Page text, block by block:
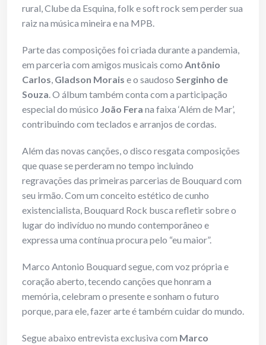
rural, Clube da Esquina, folk e soft rock sem perder sua
raiz na música mineira e na MPB.
Parte das composições foi criada durante a pandemia,
em parceria com amigos musicais como Antônio
Carlos, Gladson Morais e o saudoso Serginho de
Souza. O álbum também conta com a participação
especial do músico João Fera na faixa ‘Além de Mar’,
contribuindo com teclados e arranjos de cordas.
Além das novas canções, o disco resgata composições
que quase se perderam no tempo incluindo
regravações das primeiras parcerias de Bouquard com
seu irmão. Com um conceito estético de cunho
existencialista, Bouquard Rock busca refletir sobre o
lugar do indivíduo no mundo contemporâneo e
expressa uma contínua procura pelo “eu maior”.
Marco Antonio Bouquard segue, com voz própria e
coração aberto, tecendo canções que honram a
memória, celebram o presente e sonham o futuro
porque, para ele, fazer arte é também cuidar do mundo.
Segue abaixo entrevista exclusiva com Marco